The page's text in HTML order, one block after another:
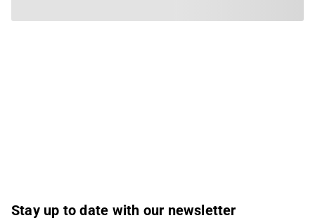
Stay up to date with our newsletter